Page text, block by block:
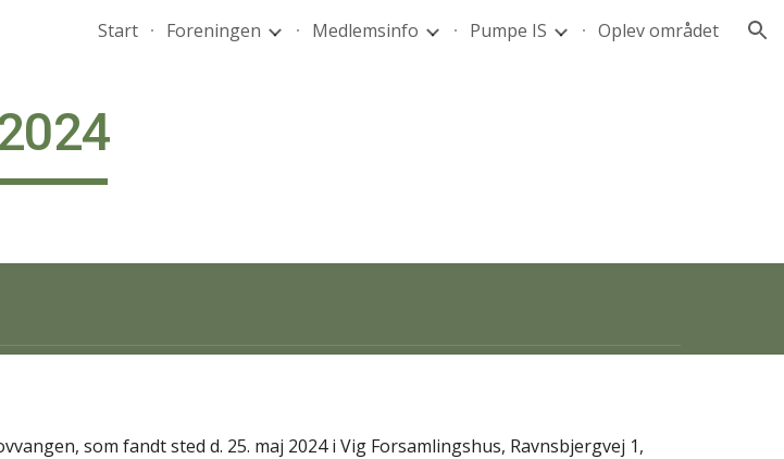
Skip to navigation
Start Foreningen Medlemsinfo Pumpe IS Oplev området
4
som fandt sted d. 25. maj 2024 i Vig Forsamlingshus, Ravnsbjergvej 1,